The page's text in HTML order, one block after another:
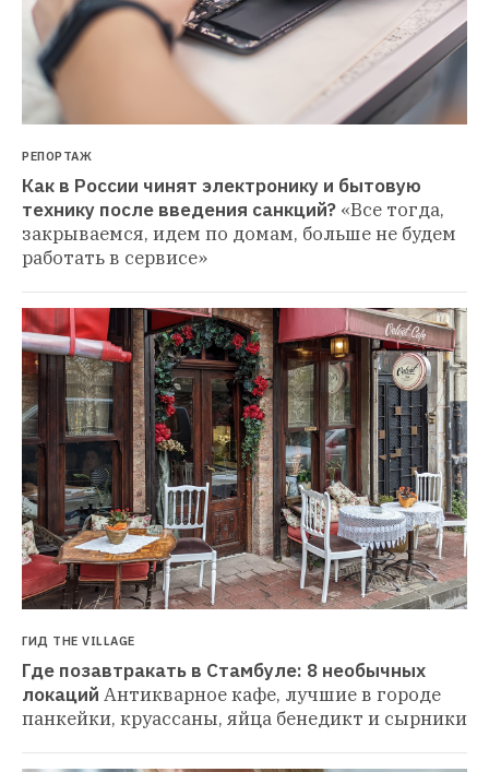
РЕПОРТАЖ
Как в России чинят электронику и бытовую
технику после введения санкций? «Все тогда,
закрываемся, идем по домам, больше не будем
работать в сервисе»
ГИД THE VILLAGE
Где позавтракать в Стамбуле: 8 необычных
локаций Антикварное кафе, лучшие в городе
панкейки, круассаны, яйца бенедикт и сырники